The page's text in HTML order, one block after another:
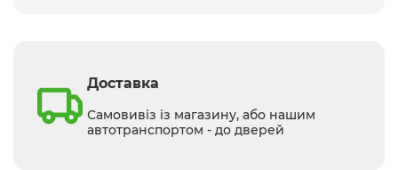
Доставка
Самовивіз із магазину, або нашим
автотранспортом - до дверей